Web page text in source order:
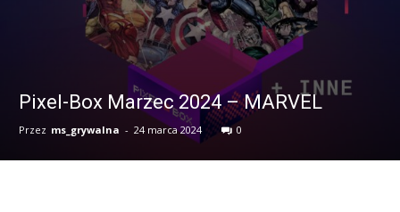
Pixel-Box Marzec 2024 – MARVEL
Przez ms_grywalna - 24 marca 2024 0